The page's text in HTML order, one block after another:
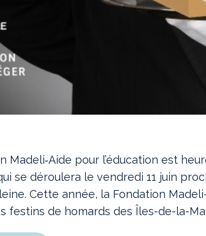
Madeli‐Aide pour l’éducation est
se déroulera le vendredi 11 juin
Cette année, la Fondation
festins de homards des Îles-de-la-